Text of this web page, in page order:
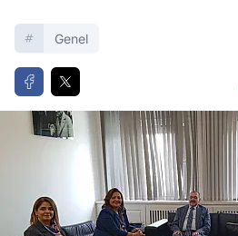
Genel